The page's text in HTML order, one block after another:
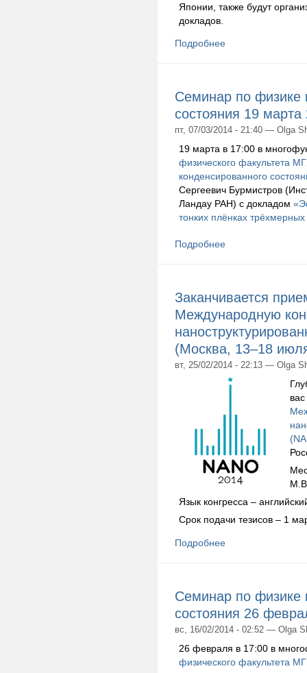
Японии, также будут
докладов.
Подробнее
Семинар по физике
состояния 19 марта
пт, 07/03/2014 - 21:40 — Olga
19 марта в 17:00 в
физического факультета
конденсированного
Сергеевич Бурмистров
Ландау РАН) с докладом
тонких плёнках
Подробнее
Заканчивается
Международную
(Москва, 13–18
вт, 25/02/2014 - 22:13 — Olga
Язык конгресса –
Срок подачи тезисов – 1
Подробнее
Семинар по физике
состояния 26
вс, 16/02/2014 - 02:52 — Olga
26 февраля в 17:00 в
физического факультета